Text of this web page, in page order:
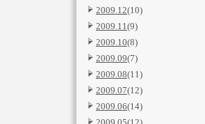
2009.12(10)
2009.11(9)
2009.10(8)
2009.09(7)
2009.08(11)
2009.07(12)
2009.06(14)